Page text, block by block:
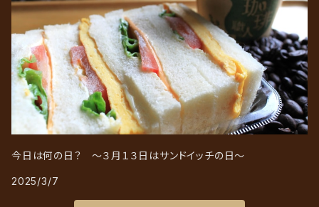
今日は何の日？ ～３月１３日はサンドイッチの日～
2025/3/7